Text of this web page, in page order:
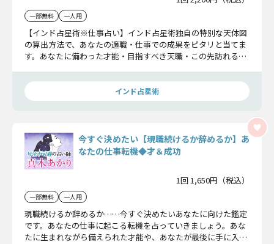
一部無料 一人用
【インド占星術※仕事占い】インド占星術独自の特別な天体図
の算出方法で、あなたの適職・仕事での成果をピタリと当てま
す。あなたに備わった才能・目指すべき天職・この先訪れる成
インド占星術
今すぐ決めたい【現職続けるか辞めるか】あ
なたの仕事転機◆才＆成功
1回 1,650円（税込）
一部無料 一人用
現職続けるか辞めるか……今すぐ決めたいあなたに向けた鑑定
です。あなたの仕事に起こる転機を占っていきましょう。あな
たに生まれながら備えられた才能や、あなたが最後に手に入れ